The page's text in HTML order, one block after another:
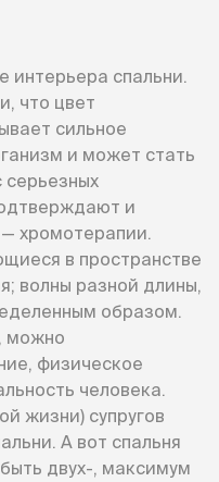
интерьера спальни.
что цвет
сильное
и может стать
серьезных
и
хромотерапии.
в пространстве
волны разной длины,
образом.
можно
физическое
человека.
жизни) супругов
А вот спальня
двух-, максимум